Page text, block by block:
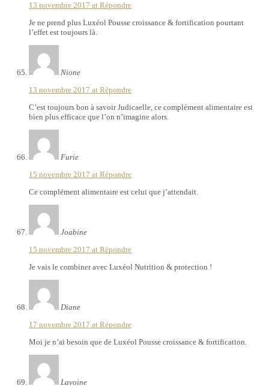
13 novembre 2017 at Répondre
Je ne prend plus Luxéol Pousse croissance & fortification pourtant
l’effet est toujours là.
Nione
13 novembre 2017 at Répondre
C’est toujours bon à savoir Judicaelle, ce complément alimentaire est
bien plus efficace que l’on n’imagine alors.
Furie
15 novembre 2017 at Répondre
Ce complément alimentaire est celui que j’attendait.
Joabine
15 novembre 2017 at Répondre
Je vais le combiner avec Luxéol Nutrition & protection !
Diane
17 novembre 2017 at Répondre
Moi je n’ai besoin que de Luxéol Pousse croissance & fortification.
Lavoine